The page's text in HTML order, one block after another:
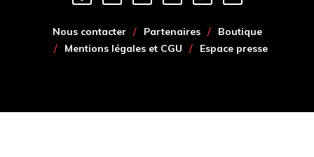
Nous contacter Partenaires
Boutique
Mentions légales et CGU
Espace presse